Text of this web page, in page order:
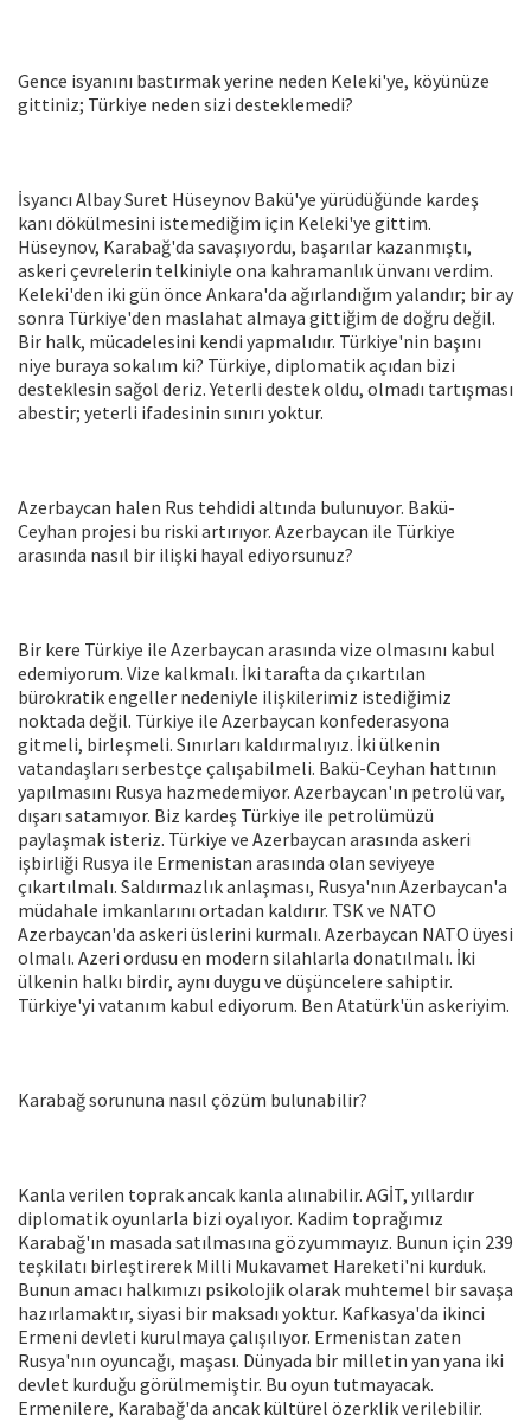
Gence isyanını bastırmak yerine neden Keleki'ye, köyünüze
gittiniz; Türkiye neden sizi desteklemedi?
İsyancı Albay Suret Hüseynov Bakü'ye yürüdüğünde kardeş
kanı dökülmesini istemediğim için Keleki'ye gittim.
Hüseynov, Karabağ'da savaşıyordu, başarılar kazanmıştı,
askeri çevrelerin telkiniyle ona kahramanlık ünvanı verdim.
Keleki'den iki gün önce Ankara'da ağırlandığım yalandır; bir ay
sonra Türkiye'den maslahat almaya gittiğim de doğru değil.
Bir halk, mücadelesini kendi yapmalıdır. Türkiye'nin başını
niye buraya sokalım ki? Türkiye, diplomatik açıdan bizi
desteklesin sağol deriz. Yeterli destek oldu, olmadı tartışması
abestir; yeterli ifadesinin sınırı yoktur.
Azerbaycan halen Rus tehdidi altında bulunuyor. Bakü-
Ceyhan projesi bu riski artırıyor. Azerbaycan ile Türkiye
arasında nasıl bir ilişki hayal ediyorsunuz?
Bir kere Türkiye ile Azerbaycan arasında vize olmasını kabul
edemiyorum. Vize kalkmalı. İki tarafta da çıkartılan
bürokratik engeller nedeniyle ilişkilerimiz istediğimiz
noktada değil. Türkiye ile Azerbaycan konfederasyona
gitmeli, birleşmeli. Sınırları kaldırmalıyız. İki ülkenin
vatandaşları serbestçe çalışabilmeli. Bakü-Ceyhan hattının
yapılmasını Rusya hazmedemiyor. Azerbaycan'ın petrolü var,
dışarı satamıyor. Biz kardeş Türkiye ile petrolümüzü
paylaşmak isteriz. Türkiye ve Azerbaycan arasında askeri
işbirliği Rusya ile Ermenistan arasında olan seviyeye
çıkartılmalı. Saldırmazlık anlaşması, Rusya'nın Azerbaycan'a
müdahale imkanlarını ortadan kaldırır. TSK ve NATO
Azerbaycan'da askeri üslerini kurmalı. Azerbaycan NATO üyesi
olmalı. Azeri ordusu en modern silahlarla donatılmalı. İki
ülkenin halkı birdir, aynı duygu ve düşüncelere sahiptir.
Türkiye'yi vatanım kabul ediyorum. Ben Atatürk'ün askeriyim.
Karabağ sorununa nasıl çözüm bulunabilir?
Kanla verilen toprak ancak kanla alınabilir. AGİT, yıllardır
diplomatik oyunlarla bizi oyalıyor. Kadim toprağımız
Karabağ'ın masada satılmasına gözyummayız. Bunun için 239
teşkilatı birleştirerek Milli Mukavamet Hareketi'ni kurduk.
Bunun amacı halkımızı psikolojik olarak muhtemel bir savaşa
hazırlamaktır, siyasi bir maksadı yoktur. Kafkasya'da ikinci
Ermeni devleti kurulmaya çalışılıyor. Ermenistan zaten
Rusya'nın oyuncağı, maşası. Dünyada bir milletin yan yana iki
devlet kurduğu görülmemiştir. Bu oyun tutmayacak.
Ermenilere, Karabağ'da ancak kültürel özerklik verilebilir.